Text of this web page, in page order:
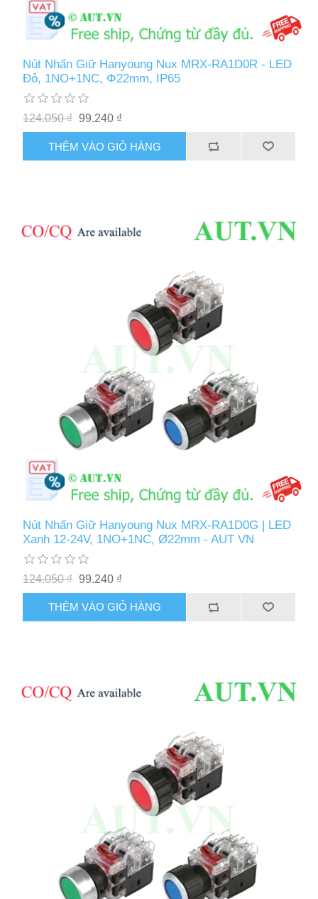
Nút Nhấn Giữ Hanyoung Nux MRX-RA1D0R - LED
Đỏ, 1NO+1NC, Φ22mm, IP65
124.050 ₫ 99.240 ₫
THÊM VÀO GIỎ HÀNG
Nút Nhấn Giữ Hanyoung Nux MRX-RA1D0G | LED
Xanh 12-24V, 1NO+1NC, Ø22mm - AUT VN
124.050 ₫ 99.240 ₫
THÊM VÀO GIỎ HÀNG